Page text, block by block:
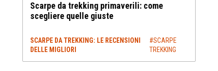
Scarpe da trekking primaverili: come
scegliere quelle giuste
SCARPE DA TREKKING: LE RECENSIONI
DELLE MIGLIORI
#SCARPE
TREKKING